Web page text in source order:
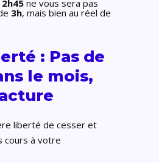
2h45 ne vous sera pas
3h, mais bien au réel de
: Pas de
le mois,
liberté de cesser et
cours à votre